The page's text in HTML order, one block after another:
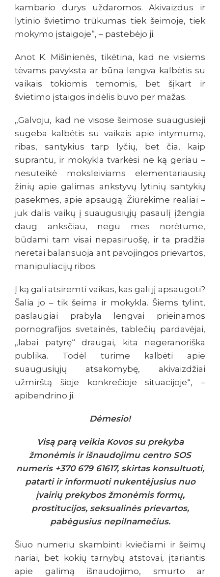
kambario durys uždaromos. Akivaizdus ir
lytinio švietimo trūkumas tiek šeimoje, tiek
mokymo įstaigoje“, – pastebėjo ji.
Anot K. Mišinienės, tikėtina, kad ne visiems
tėvams pavyksta ar būna lengva kalbėtis su
vaikais tokiomis temomis, bet šįkart ir
švietimo įstaigos indėlis buvo per mažas.
„Galvoju, kad ne visose šeimose suaugusieji
sugeba kalbėtis su vaikais apie intymumą,
ribas, santykius tarp lyčių, bet čia, kaip
suprantu, ir mokykla tvarkėsi ne ką geriau –
nesuteikė moksleiviams elementariausių
žinių apie galimas ankstyvų lytinių santykių
pasekmes, apie apsaugą. Žiūrėkime realiai –
juk dalis vaikų į suaugusiųjų pasaulį įžengia
daug anksčiau, negu mes norėtume,
būdami tam visai nepasiruošę, ir ta pradžia
neretai balansuoja ant pavojingos prievartos,
manipuliacijų ribos.
Į ką gali atsiremti vaikas, kas gali jį apsaugoti?
Šalia jo – tik šeima ir mokykla. Šiems tylint,
paslaugiai prabyla lengvai prieinamos
pornografijos svetainės, tablečių pardavėjai,
„labai patyrę“ draugai, kita negeranoriška
publika. Todėl turime kalbėti apie
suaugusiųjų atsakomybę, akivaizdžiai
užmirštą šioje konkrečioje situacijoje“, –
apibendrino ji.
Dėmesio!
Visą parą veikia Kovos su prekyba
žmonėmis ir išnaudojimu centro SOS
numeris +370 679 61617, skirtas konsultuoti,
patarti ir informuoti nukentėjusius nuo
įvairių prekybos žmonėmis formų,
prostitucijos, seksualinės prievartos,
pabėgusius nepilnamečius.
Šiuo numeriu skambinti kviečiami ir šeimų
nariai, bet kokių tarnybų atstovai, įtariantis
apie galimą išnaudojimo, smurto ar